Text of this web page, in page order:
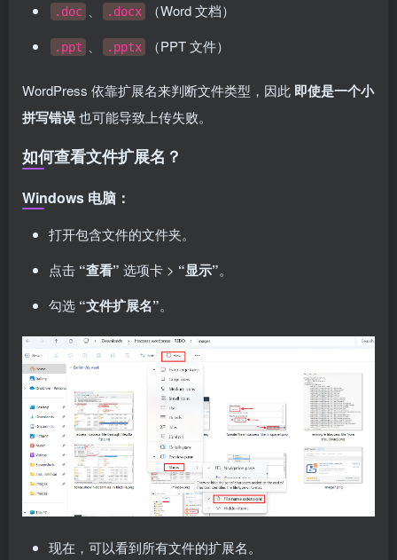
.doc .docx （Word 文档）
.ppt .pptx （PPT 文件）
WordPress 依靠扩展名来判断文件类型，因此 即使是一个小
拼写错误也可能导致上传失败。
如何查看文件扩展名？
Windows 电脑：
打开包含文件的文件夹。
点击 “查看” 选项卡 > “显示”。
勾选 “文件扩展名”。
现在，可以看到所有文件的扩展名。